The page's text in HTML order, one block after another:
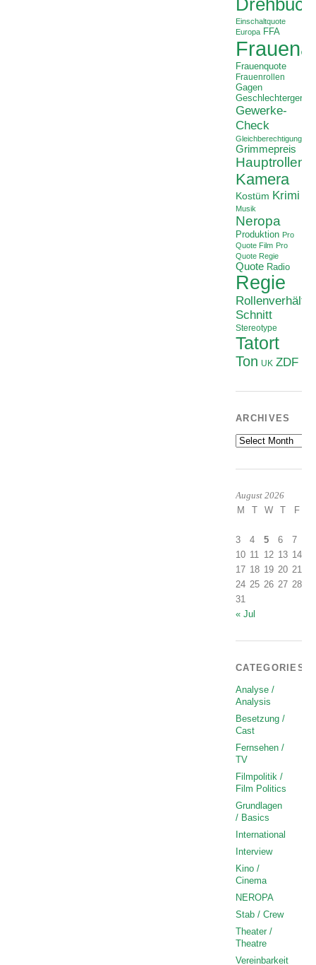
Drehbuch
Einschaltquote
Europa FFA
Frauenquote
Frauenrollen
Gagen
Gewerke-
Check
Gleichberechtigung
Grimmepreis
Hauptrollen
Kamera
Kostüm Krimi
Musik
Neropa
Produktion Pro
Quote Film Pro
Quote Regie
Quote Radio
Regie
Schnitt
Stereotype
Tatort
Ton UK ZDF
ARCHIVES
Archives
August 2026
M T W T F
3
4 5 6 7
10 11 12 13 14
17 18 19 20 21
24 25 26 27 28
31
« Jul
CATEGORIES
Analyse /
Analysis
Besetzung /
Cast
Fernsehen /
TV
Filmpolitik /
Film Politics
Grundlagen
/ Basics
International
Interview
Kino /
Cinema
NEROPA
Stab / Crew
Theater /
Theatre
Vereinbarkeit